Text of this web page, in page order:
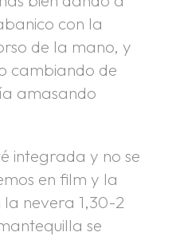
con la
de la mano, y
cambiando de
amasando
integrada y no se
en film y la
nevera 1,30-2
se